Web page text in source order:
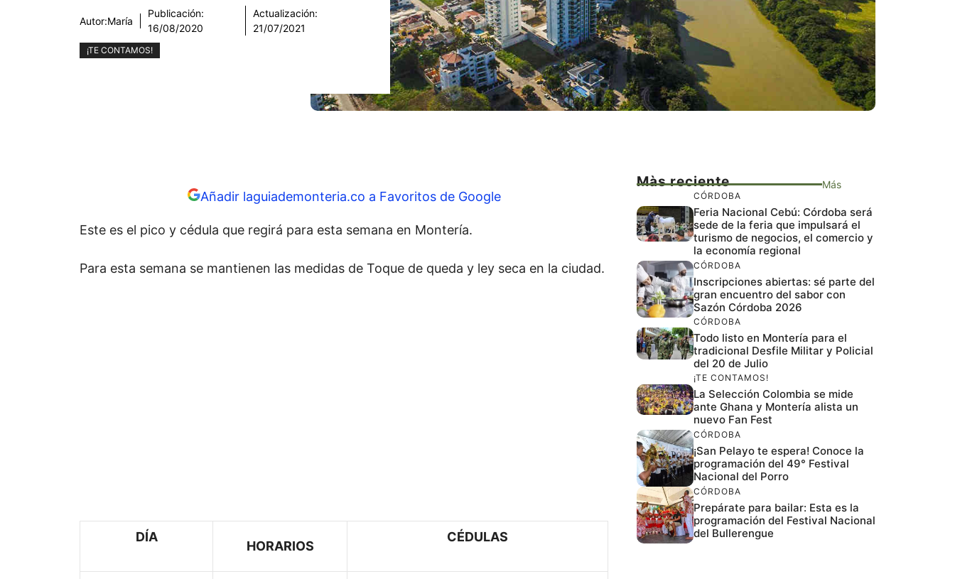
Autor:María
Publicación:
16/08/2020
Actualización:
21/07/2021
¡TE CONTAMOS!
Añadir laguiademonteria.co a Favoritos de Google
Este es el pico y cédula que regirá para esta semana en Montería.
Para esta semana se mantienen las medidas de Toque de queda y ley seca en la ciudad.
DÍA
HORARIOS
CÉDULAS
Màs reciente Más
CÓRDOBA
Feria Nacional Cebú: Córdoba será
sede de la feria que impulsará el
turismo de negocios, el comercio y
la economía regional
CÓRDOBA
Inscripciones abiertas: sé parte del
gran encuentro del sabor con
Sazón Córdoba 2026
CÓRDOBA
Todo listo en Montería para el
tradicional Desfile Militar y Policial
del 20 de Julio
¡TE CONTAMOS!
La Selección Colombia se mide
ante Ghana y Montería alista un
nuevo Fan Fest
CÓRDOBA
¡San Pelayo te espera! Conoce la
programación del 49° Festival
Nacional del Porro
CÓRDOBA
Prepárate para bailar: Esta es la
programación del Festival Nacional
del Bullerengue